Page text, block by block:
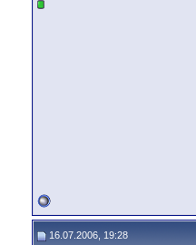
16.07.2006, 19:28